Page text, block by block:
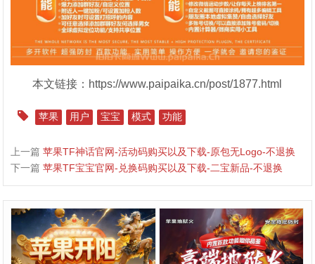
本文链接：https://www.paipaika.cn/post/1877.html
苹果 用户 宝宝 模式 功能
上一篇苹果TF神话官网-活动码购买以及下载-原包无Logo-不退换
下一篇苹果TF宝宝官网-兑换码购买以及下载-二宝新品-不退换